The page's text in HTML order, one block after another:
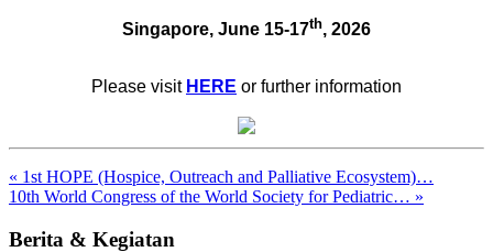
Singapore, June 15-17th, 2026
Please visit HERE or further information
« 1st HOPE (Hospice, Outreach and Palliative Ecosystem)…
10th World Congress of the World Society for Pediatric… »
Berita & Kegiatan